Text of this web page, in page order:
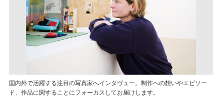
国内外で活躍する注目の写真家へインタヴュー。制作への想いやエピソー
ド、作品に関することにフォーカスしてお届けします。